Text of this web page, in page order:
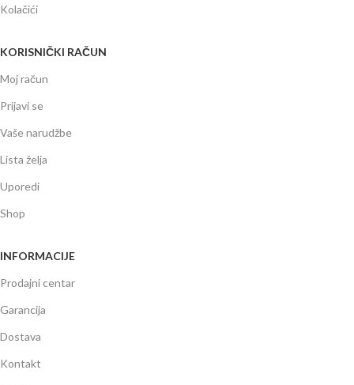
Kolačići
KORISNIČKI RAČUN
Moj račun
Prijavi se
Vaše narudžbe
Lista želja
Uporedi
Shop
INFORMACIJE
Prodajni centar
Garancija
Dostava
Kontakt